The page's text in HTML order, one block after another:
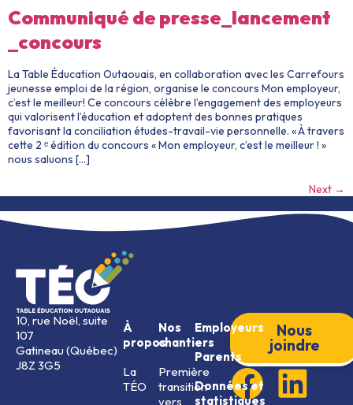
Communiqué de presse_lancement
_concours
La Table Éducation Outaouais, en collaboration avec les Carrefours
jeunesse emploi de la région, organise le concours Mon employeur,
c’est le meilleur! Ce concours célèbre l’engagement des employeurs
qui valorisent l’éducation et adoptent des bonnes pratiques
favorisant la conciliation études-travail-vie personnelle. « À travers
cette 2 ᵉ édition du concours « Mon employeur, c’est le meilleur ! »
nous saluons […]
Next →
10, rue Noël, suite
107
Gatineau (Québec)
J8Z 3G5
À
propos
La
TÉO
Nos
chantiers
Première
transition
vers
Employeurs
Parents
Données et
statistiques
Nous
joindre